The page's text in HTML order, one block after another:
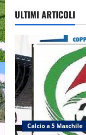
ULTIMI ARTICOLI
Calcio a 5 Maschile